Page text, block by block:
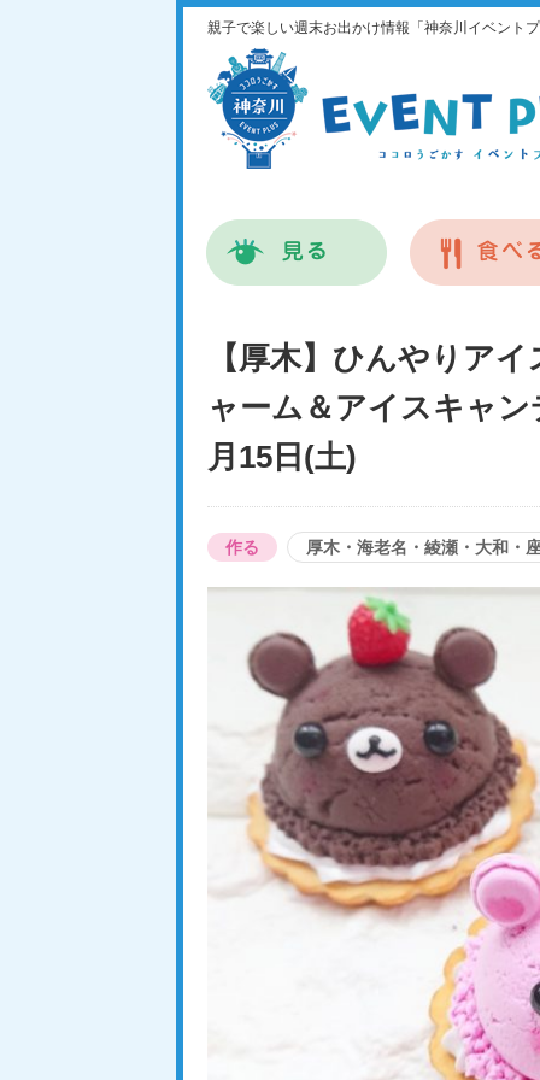
親子で楽しい週末お出かけ情報「神奈川イベント
【厚木】ひんやりア
ャーム＆アイスキャ
月15日(土)
作る 厚木・海老名・綾瀬・大和・